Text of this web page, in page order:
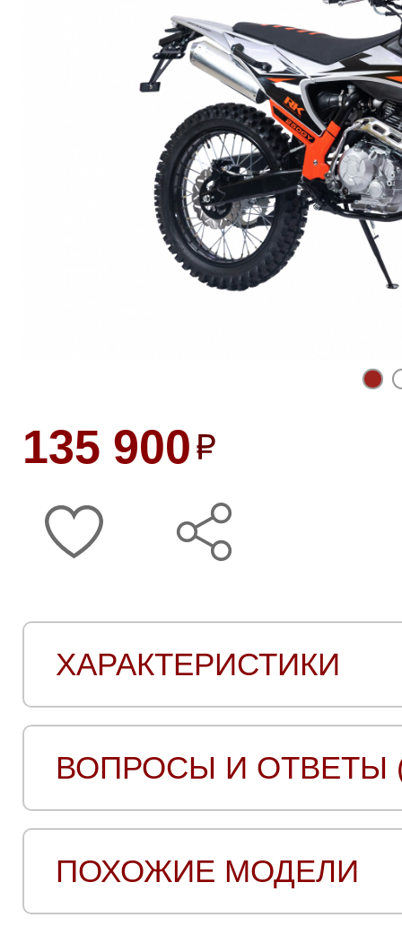
135 900
ХАРАКТЕРИСТИКИ
ВОПРОСЫ И ОТВЕТЫ
ПОХОЖИЕ МОДЕЛИ